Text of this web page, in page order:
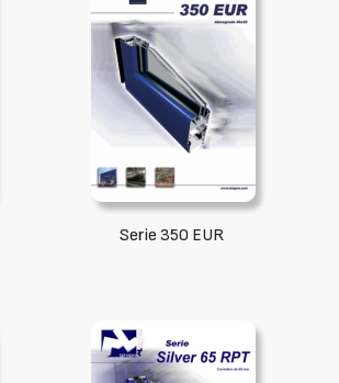
Serie 350 EUR